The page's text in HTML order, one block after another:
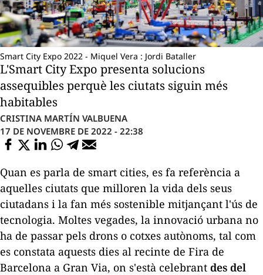
Smart City Expo 2022 - Miquel Vera : Jordi Bataller
L'Smart City Expo presenta solucions
assequibles perquè les ciutats siguin més
habitables
CRISTINA MARTÍN VALBUENA
17 DE NOVEMBRE DE 2022 - 22:38
Quan es parla de smart cities, es fa referència a
aquelles ciutats que milloren la vida dels seus
ciutadans i la fan més sostenible mitjançant l'ús de
tecnologia. Moltes vegades, la innovació urbana no
ha de passar pels drons o cotxes autònoms, tal com
es constata aquests dies al recinte de Fira de
Barcelona a Gran Via, on s'està celebrant des del